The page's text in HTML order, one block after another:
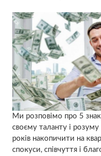
Ми розповімо про 5
своєму таланту і
років накопичити на
спокуси, співчуття і